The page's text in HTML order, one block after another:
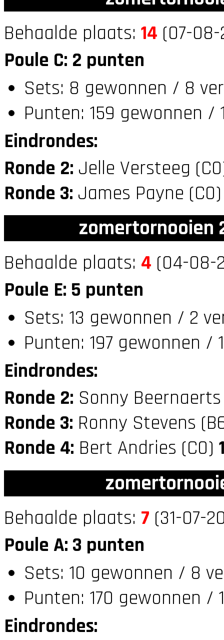
Behaalde plaats: 14 (07-
Poule C: 2 punten
Sets: 8 gewonnen / 8
Punten: 159 gewonnen /
Eindrondes:
Ronde 2: Jelle Versteeg
Ronde 3: James Payne
zomertornooien
Behaalde plaats: 4 (04-08-
Poule E: 5 punten
Sets: 13 gewonnen / 2
Punten: 197 gewonnen /
Eindrondes:
Ronde 2: Sonny
Ronde 3: Ronny Stevens
Ronde 4: Bert Andries (C0)
Behaalde plaats: 7 (31-07-
Poule A: 3 punten
Sets: 10 gewonnen / 8
Punten: 170 gewonnen /
Eindrondes: